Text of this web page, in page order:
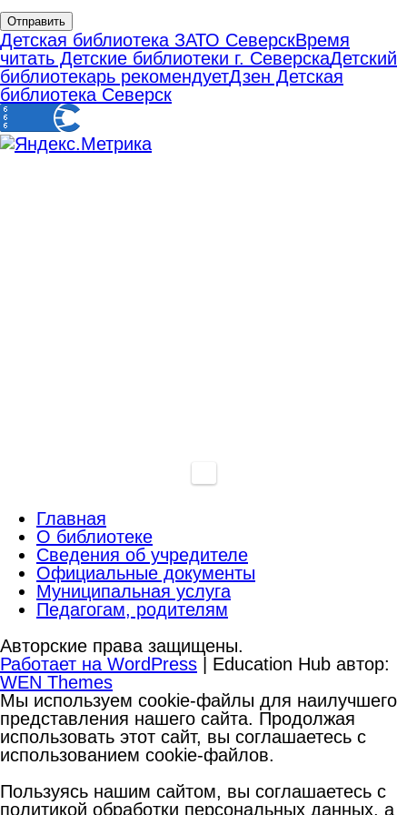
Отправить
Детская библиотека ЗАТО СеверскВремя
читать Детские библиотеки г. СеверскаДетский
библиотекарь рекомендуетДзен Детская
библиотека Северск
Главная
О библиотеке
Сведения об учредителе
Официальные документы
Муниципальная услуга
Педагогам, родителям
Авторские права защищены.
Работает на WordPress | Education Hub автор:
WEN Themes
Мы используем cookie-файлы для наилучшего
представления нашего сайта. Продолжая
использовать этот сайт, вы соглашаетесь с
использованием cookie-файлов.
Пользуясь нашим сайтом, вы соглашаетесь с
политикой обработки персональных данных, а